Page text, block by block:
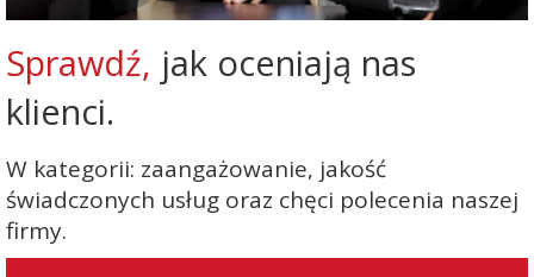
Sprawdź, jak oceniają nas
klienci.
W kategorii: zaangażowanie, jakość
świadczonych usług oraz chęci polecenia naszej
firmy.